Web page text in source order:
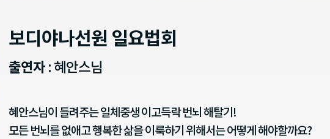
보디야나선원 일요법회
출연자: 혜안스님
혜안스님이 들려주는 일체중생 이고득락 번뇌 해탈기!
모든 번뇌를 없애고 행복한 삶을 이룩하기 위해서는 어떻게 해야할까요?